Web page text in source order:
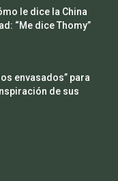
le dice la China
“Me dice Thomy”
envasados” para
de sus